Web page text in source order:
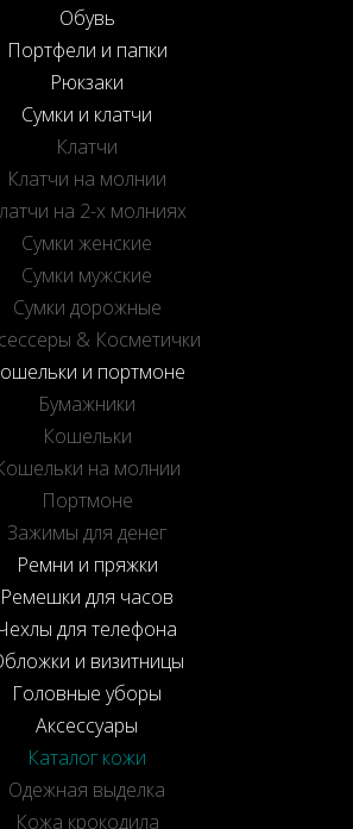
Обувь
Портфели и папки
Рюкзаки
Сумки и клатчи
Клатчи
Клатчи на молнии
на 2-х молниях
Сумки женские
Сумки мужские
Сумки дорожные
& Косметички
и портмоне
Бумажники
Кошельки
на молнии
Портмоне
Зажимы для денег
Ремни и пряжки
Ремешки для часов
для телефона
и визитницы
Головные уборы
Аксессуары
Каталог кожи
Одежная выделка
Кожа крокодила